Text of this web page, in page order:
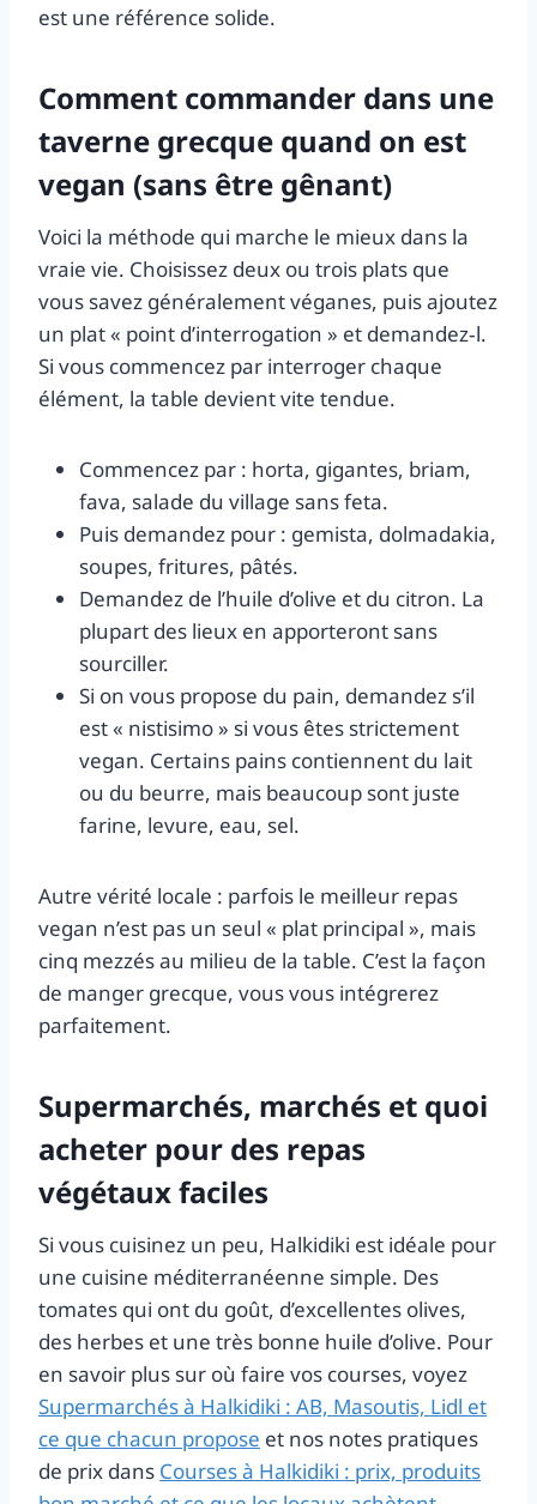
est une référence solide.
Comment commander dans une
taverne grecque quand on est
vegan (sans être gênant)
Voici la méthode qui marche le mieux dans la
vraie vie. Choisissez deux ou trois plats que
vous savez généralement véganes, puis ajoutez
un plat « point d’interrogation » et demandez‑l.
Si vous commencez par interroger chaque
élément, la table devient vite tendue.
Commencez par : horta, gigantes, briam,
fava, salade du village sans feta.
Puis demandez pour : gemista, dolmadakia,
soupes, fritures, pâtés.
Demandez de l’huile d’olive et du citron. La
plupart des lieux en apporteront sans
sourciller.
Si on vous propose du pain, demandez s’il
est « nistisimo » si vous êtes strictement
vegan. Certains pains contiennent du lait
ou du beurre, mais beaucoup sont juste
farine, levure, eau, sel.
Autre vérité locale : parfois le meilleur repas
vegan n’est pas un seul « plat principal », mais
cinq mezzés au milieu de la table. C’est la façon
de manger grecque, vous vous intégrerez
parfaitement.
Supermarchés, marchés et quoi
acheter pour des repas
végétaux faciles
Si vous cuisinez un peu, Halkidiki est idéale pour
une cuisine méditerranéenne simple. Des
tomates qui ont du goût, d’excellentes olives,
des herbes et une très bonne huile d’olive. Pour
en savoir plus sur où faire vos courses, voyez
Supermarchés à Halkidiki : AB, Masoutis, Lidl et
ce que chacun propose et nos notes pratiques
de prix dans Courses à Halkidiki : prix, produits